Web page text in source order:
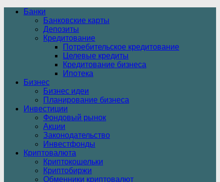
Банки
Банковские карты
Депозиты
Кредитование
Потребительское кредитование
Целевые кредиты
Кредитование бизнеса
Ипотека
Бизнес
Бизнес идеи
Планирование бизнеса
Инвестиции
Фондовый рынок
Акции
Законодательство
Инвестфонды
Криптовалюта
Криптокошельки
Криптобиржи
Обменники криптовалют